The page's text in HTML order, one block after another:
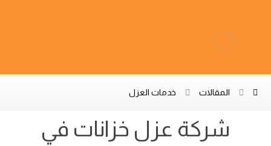
المقالات خدمات العزل
شركة عزل خزانات في